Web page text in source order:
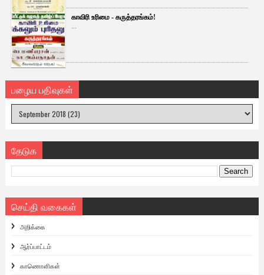
காவிரி உரிமை - கருத்தரங்கம்!
...
பழைய பதிவுகள்
தேடுக
செய்தி வகைகள்
அறிக்கை
ஆர்ப்பாட்டம்
காணொளிகள்